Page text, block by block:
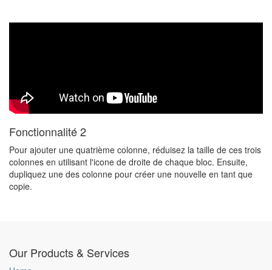
Fonctionnalité 2
Pour ajouter une quatrième colonne, réduisez la taille de ces trois
colonnes en utilisant l'icone de droite de chaque bloc. Ensuite,
dupliquez une des colonne pour créer une nouvelle en tant que
copie.
Our Products & Services